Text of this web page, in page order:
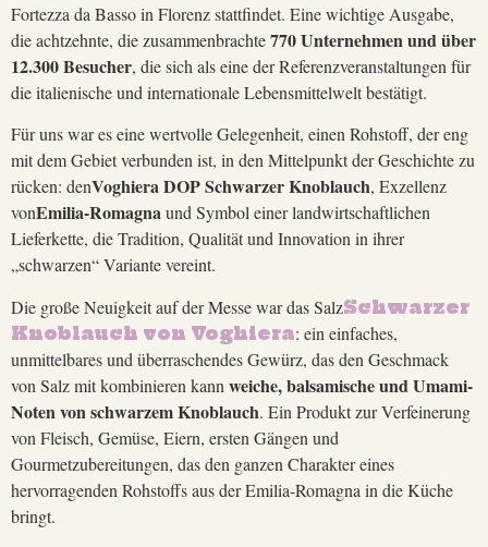
Fortezza da Basso in Florenz stattfindet. Eine wichtige Ausgabe,
die achtzehnte, die zusammenbrachte770 Unternehmen und über
12.300 Besucher, die sich als eine der Referenzveranstaltungen für
die italienische und internationale Lebensmittelwelt bestätigt.
Für uns war es eine wertvolle Gelegenheit, einen Rohstoff, der eng
mit dem Gebiet verbunden ist, in den Mittelpunkt der Geschichte zu
rücken: denVoghiera DOP Schwarzer Knoblauch, Exzellenz
vonEmilia-Romagnaund Symbol einer landwirtschaftlichen
Lieferkette, die Tradition, Qualität und Innovation in ihrer
„schwarzen“ Variante vereint.
Die große Neuigkeit auf der Messe war das SalzSchwarzer
Knoblauch von Voghiera: ein einfaches,
unmittelbares und überraschendes Gewürz, das den Geschmack
von Salz mit kombinieren kann weiche, balsamische und Umami-
Noten von schwarzem Knoblauch. Ein Produkt zur Verfeinerung
von Fleisch, Gemüse, Eiern, ersten Gängen und
Gourmetzubereitungen, das den ganzen Charakter eines
hervorragenden Rohstoffs aus der Emilia-Romagna in die Küche
bringt.